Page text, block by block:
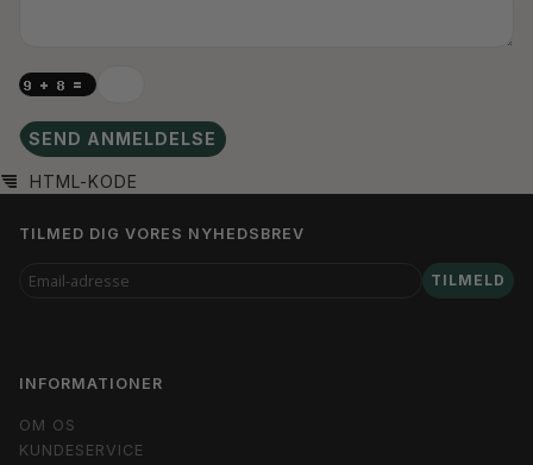
SEND ANMELDELSE
HTML-KODE
TILMED DIG VORES NYHEDSBREV
EMAIL-
ADRESSE
TILMELD
INFORMATIONER
OM OS
KUNDESERVICE